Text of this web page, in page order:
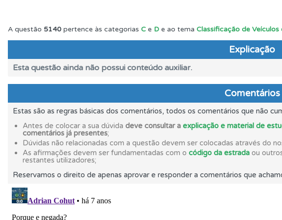
Consulte aqui todas as questões que usamos na plataforma.
Perfil Saiba no seu perfil se já está preparado para ir a exame.
Crie uma conta para não perder as suas estatísticas.
Biblioteca Consulte o código da estrada na nossa biblioteca.
Deve fazer o teste que recomendamos para obter os melhores
Ajuda Consulte a ajuda se tiver dúvidas relacionadas com a plataforma.
A questão 5140 pertence às categorias C e D e ao tema Classificação de
Explicação
Esta questão ainda não possui conteúdo auxiliar.
Comentários
Estas são as regras básicas dos comentários, todos os comentários que não
Antes de colocar a sua dúvida deve consultar a explicação e material de
comentários já presentes;
Dúvidas não relacionadas com a questão devem ser colocadas através do
As afirmações devem ser fundamentadas com o código da estrada ou
restantes utilizadores;
Reservamos o direito de apenas aprovar e responder a comentários que